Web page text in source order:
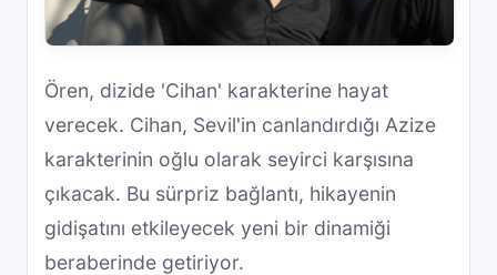
Ören, dizide 'Cihan' karakterine hayat
verecek. Cihan, Sevil'in canlandırdığı Azize
karakterinin oğlu olarak seyirci karşısına
çıkacak. Bu sürpriz bağlantı, hikayenin
gidişatını etkileyecek yeni bir dinamiği
beraberinde getiriyor.